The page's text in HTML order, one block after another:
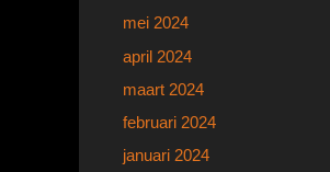
mei 2024
april 2024
maart 2024
februari 2024
januari 2024